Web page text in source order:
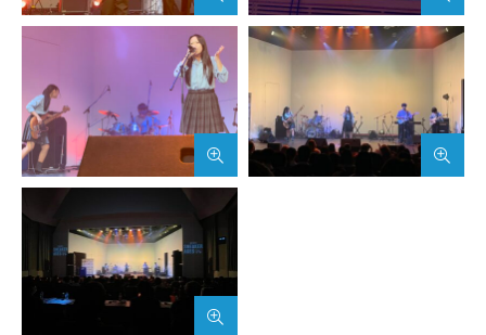
武蔵野短期大学
附属幼稚園・保育園